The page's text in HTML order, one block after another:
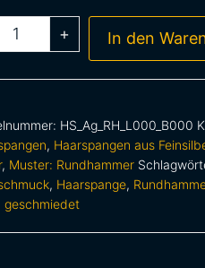
+ In den
HS_Ag_RH_L000_B000
, Haarspangen aus
, Muster: Rundhammer
, Haarspange,
geschmiedet